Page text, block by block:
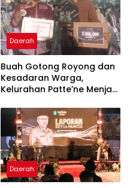
Daerah
Buah Gotong Royong dan
Kesadaran Warga,
Kelurahan Patte’ne Menjadi
2026
Daerah